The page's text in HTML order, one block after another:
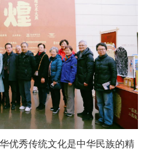
优秀传统文化是中华民族的精